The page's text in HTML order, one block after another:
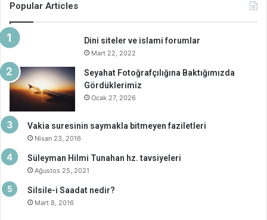
Popular Articles
Dini siteler ve islami forumlar
Mart 22, 2022
Seyahat Fotoğrafçılığına Baktığımızda
Gördüklerimiz
Ocak 27, 2026
Vakia suresinin saymakla bitmeyen faziletleri
Nisan 23, 2016
Süleyman Hilmi Tunahan hz. tavsiyeleri
Ağustos 25, 2021
Silsile-i Saadat nedir?
Mart 8, 2016